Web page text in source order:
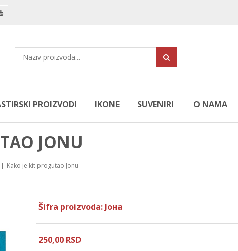
PROIZVODI IKONE SUVENIRI O NAMA
JONU
Kako je kit progutao Jonu
Šifra proizvoda: Јона
250,00 RSD